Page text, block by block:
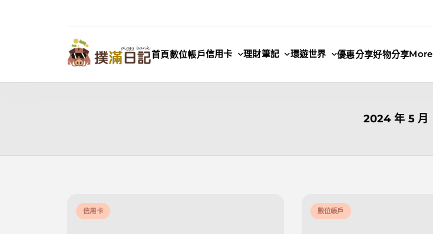
撲滿日記
首頁數位帳戶信用卡 理財筆記 環遊世界 優惠分享好物分享More
2024 年 5 月
信用卡 數位帳戶